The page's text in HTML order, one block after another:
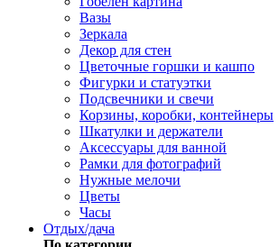
Вазы
Зеркала
Декор для стен
Цветочные горшки и кашпо
Фигурки и статуэтки
Подсвечники и свечи
Корзины, коробки, контейнеры
Шкатулки и держатели
Аксессуары для ванной
Рамки для фотографий
Нужные мелочи
Цветы
Часы
Отдых/дача